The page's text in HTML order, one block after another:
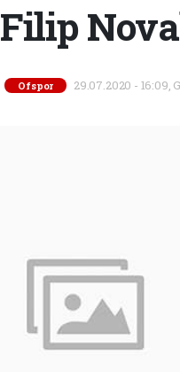
Filip
Ofspor 29.07.2020 - 16:09,